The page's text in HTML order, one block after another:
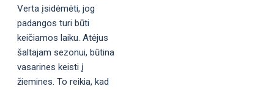
Verta įsidėmėti, jog
padangos turi būti
keičiamos laiku. Atėjus
šaltajam sezonui, būtina
vasarines keisti į
žiemines. To reikia, kad